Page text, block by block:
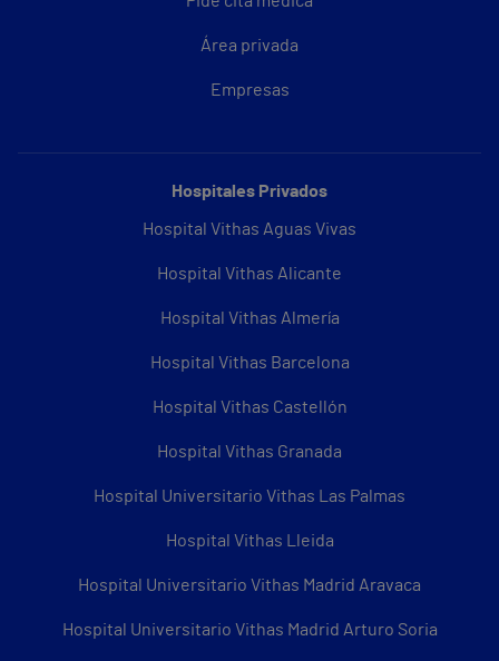
Área privada
Empresas
Hospitales Privados
Hospital Vithas Aguas Vivas
Hospital Vithas Alicante
Hospital Vithas Almería
Hospital Vithas Barcelona
Hospital Vithas Castellón
Hospital Vithas Granada
Hospital Universitario Vithas Las Palmas
Hospital Vithas Lleida
Hospital Universitario Vithas Madrid Aravaca
Hospital Universitario Vithas Madrid Arturo Soria